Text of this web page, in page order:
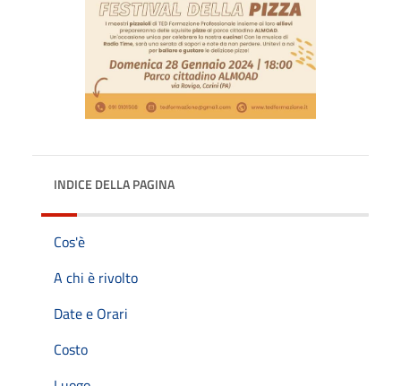
INDICE DELLA PAGINA
Cos'è
A chi è rivolto
Date e Orari
Costo